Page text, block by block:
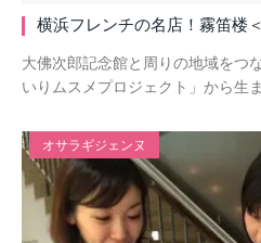
横浜フレンチの名店！霧笛楼
大佛次郎記念館と周りの地域をつ
いりムスメプロジェクト」から生
オサラギジェンヌ